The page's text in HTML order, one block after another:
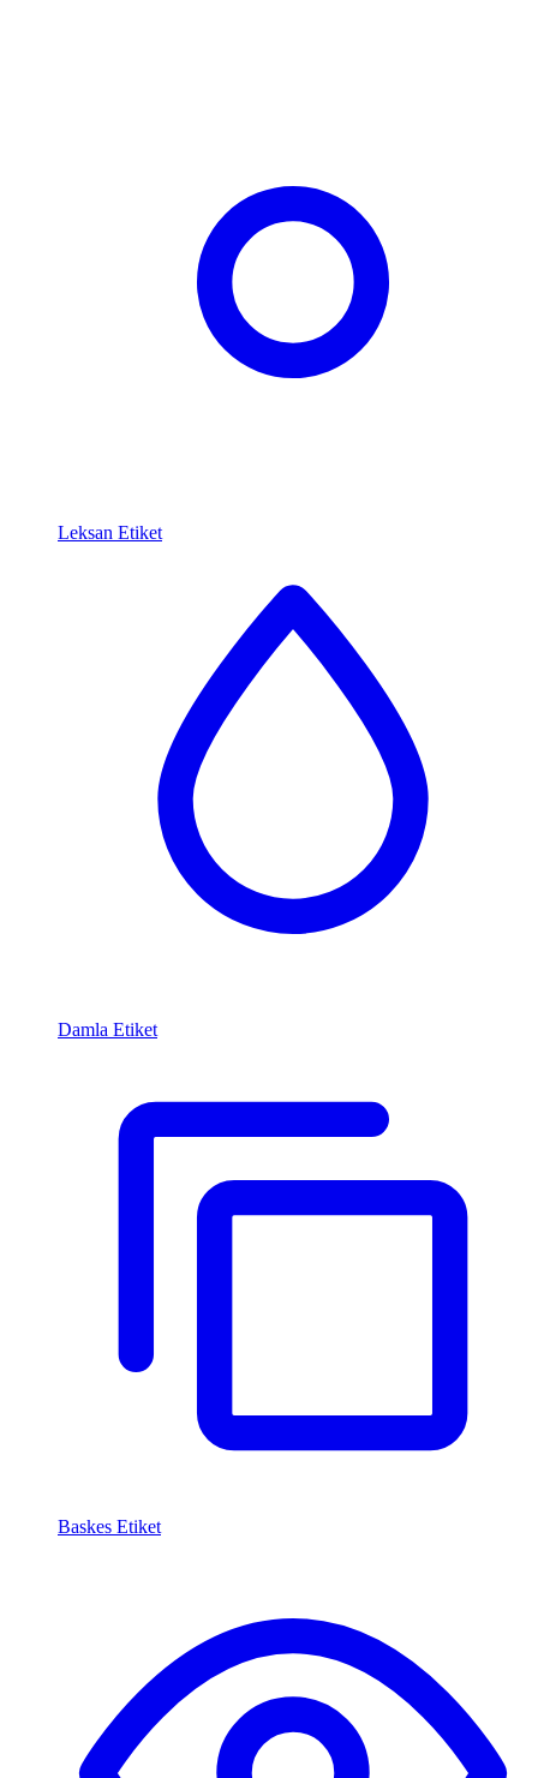
Leksan Etiket
Damla Etiket
Baskes Etiket